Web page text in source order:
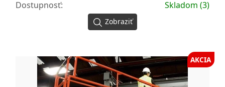
Dostupnosť: Skladom (3)
Zobraziť
AKCIA